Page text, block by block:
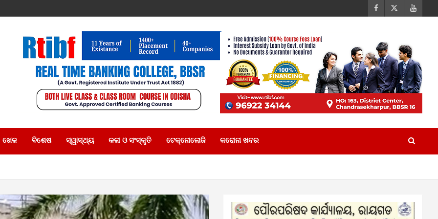
ଖେଳ ବିଶେଷ ସ୍ୱାସ୍ଥ୍ୟ କଳା ଓ ସଂସ୍କୃତି ଟେକ୍ନୋଲୋଜି କରୋନା ଖବର